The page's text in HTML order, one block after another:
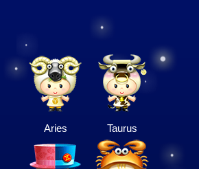
Aries Taurus